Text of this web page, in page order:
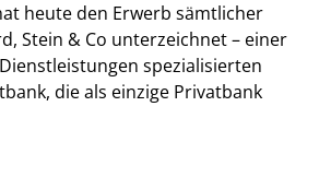
heute den Erwerb sämtlicher
Stein & Co unterzeichnet – einer
spezialisierten
die als einzige Privatbank